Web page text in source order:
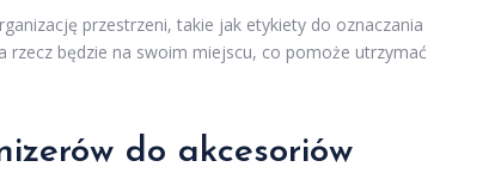
przestrzeni, takie jak etykiety do oznaczania
będzie na swoim miejscu, co pomoże utrzymać
do akcesoriów